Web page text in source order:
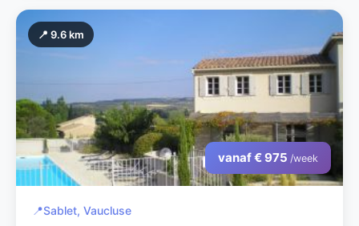
📍 9.6 km
vanaf € 975 /week
📍Sablet, Vaucluse